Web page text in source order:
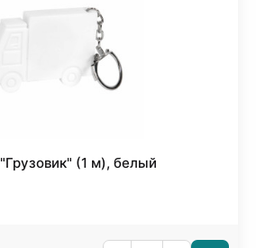
Брелок-рулетка "Грузовик" (1 м), белый